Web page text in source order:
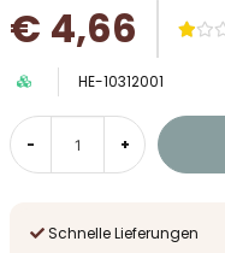
€ 4,66
HE-10312001
- +
Schnelle Lieferungen